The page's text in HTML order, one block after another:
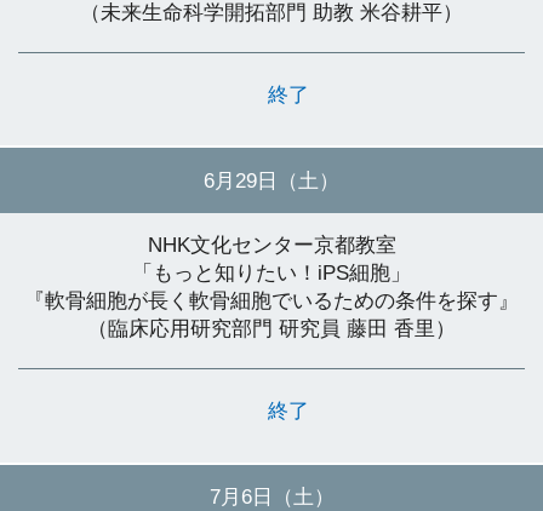
（未来生命科学開拓部門 助教 米谷耕平）
終了
6月29日（土）
NHK文化センター京都教室
「もっと知りたい！iPS細胞」
『軟骨細胞が長く軟骨細胞でいるための条件を探す』
（臨床応用研究部門 研究員 藤田 香里）
終了
7月6日（土）